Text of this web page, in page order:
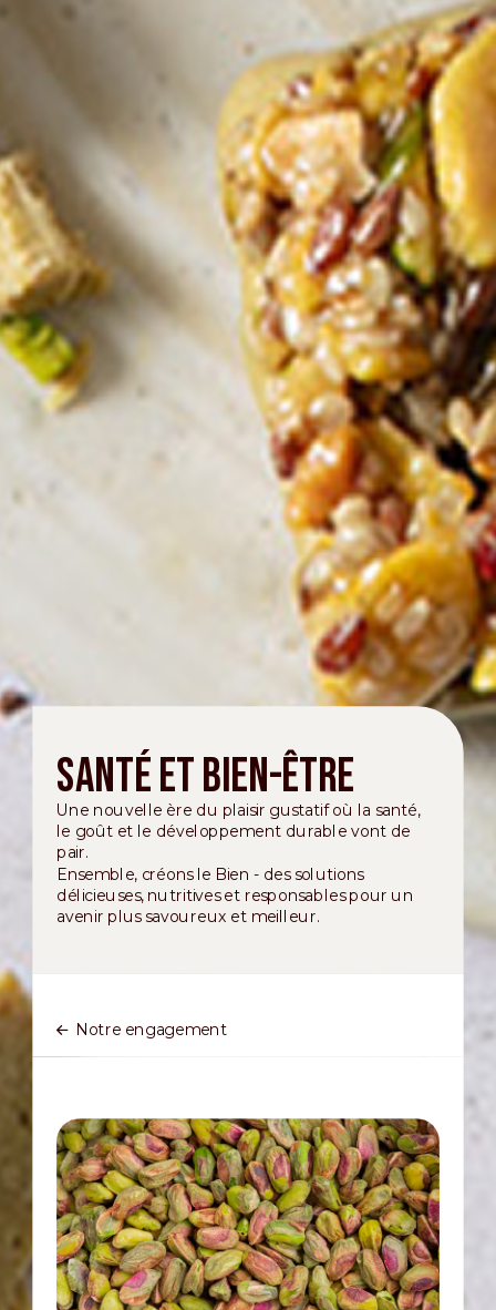
Santé et bien-être
Une nouvelle ère du plaisir gustatif où la santé,
le goût et le développement durable vont de
pair.
Ensemble, créons le Bien - des solutions
délicieuses, nutritives et responsables pour un
avenir plus savoureux et meilleur.
Notre engagement